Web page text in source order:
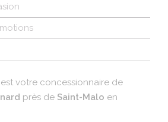
votre concessionnaire de
près de Saint-Malo en